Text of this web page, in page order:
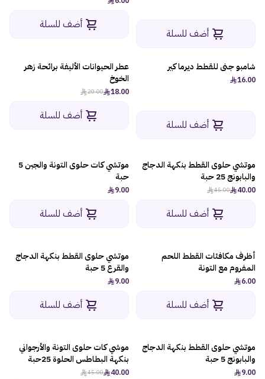
أضف للسلة
أضف للسلة
شامبو جنى للقطط ديرما كير
16.00
أضف للسلة
-10%
عطر الحيوانات الأليفة برائحة زهر
الخوخ
18.00
20.00
أضف للسلة
-12%
موتشي حلوى القطط بنكهة الدجاج
والبابونج 25 حبة
40.00
45.00
أضف للسلة
موتشي كات حلوى التونة والجبن 5
حبة
9.00
أضف للسلة
أظرف مكافئات القطط اللحم
المفروم مع التونة
6.00
أضف للسلة
موتشي حلوى القطط بنكهة الدجاج
والقرع 5 حبة
9.00
أضف للسلة
موتشي حلوى القطط بنكهة الدجاج
والبابونج 5 حبة
9.00
-12%
موشي كات حلوى التونة والأرجواني
بنكهة البطاطس الحلوة 25حبة
40.00
45.00